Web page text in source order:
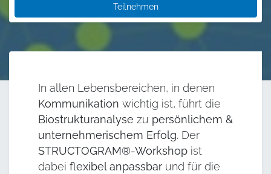
Teilnehmen
In allen Lebensbereichen, in denen
Kommunikation wichtig ist, führt die
Biostrukturanalyse zu persönlichem &
unternehmerischem Erfolg. Der
STRUCTOGRAM®-Workshop ist
dabei flexibel anpassbar und für die